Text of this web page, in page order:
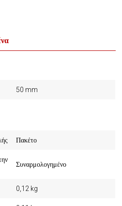
50 mm
Πακέτο
Συναρμολογημένο
0,12 kg